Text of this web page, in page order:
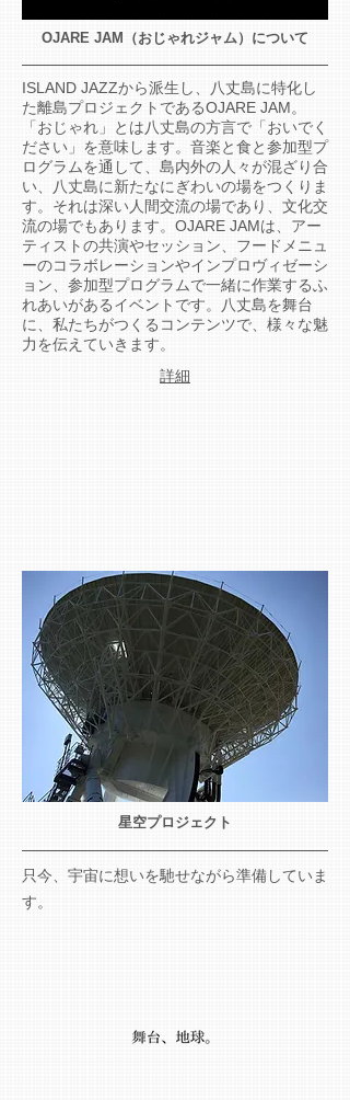
OJARE JAM（おじゃれジャム）について
ISLAND JAZZから派生し、八丈島に特化し
た離島プロジェクトであるOJARE JAM。
「おじゃれ」とは八丈島の方言で「おいでく
ださい」を意味します。 音楽と食と参加型プ
ログラムを通して、 島内外の人々が混ざり合
い、八丈島に新たなにぎわいの場をつくりま
す。それは深い人間交流の場であり、文化交
流の場でもあります。OJARE JAMは、アー
ティストの共演やセッション、フードメニュ
ーのコラボレーションやインプロヴィゼーシ
ョン、参加型プログラムで一緒に作業するふ
れあいがあるイベントです。八丈島を舞台
に、私たちがつくるコンテンツで、様々な魅
力を伝えていきます。
​詳細
星空プロジェクト
只今、宇宙に想いを馳せながら準備していま
す。